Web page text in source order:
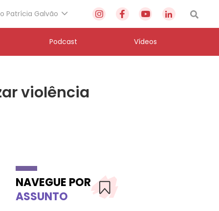
Patrícia Galvão
Podcast Vídeos
violência
NAVEGUE POR
ASSUNTO